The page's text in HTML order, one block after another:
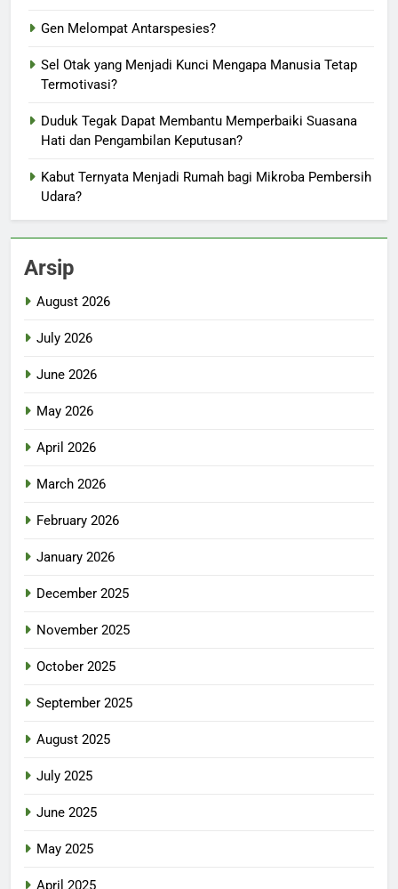
Gen Melompat Antarspesies?
Sel Otak yang Menjadi Kunci Mengapa Manusia Tetap
Termotivasi?
Duduk Tegak Dapat Membantu Memperbaiki Suasana
Hati dan Pengambilan Keputusan?
Kabut Ternyata Menjadi Rumah bagi Mikroba Pembersih
Udara?
Arsip
August 2026
July 2026
June 2026
May 2026
April 2026
March 2026
February 2026
January 2026
December 2025
November 2025
October 2025
September 2025
August 2025
July 2025
June 2025
May 2025
April 2025